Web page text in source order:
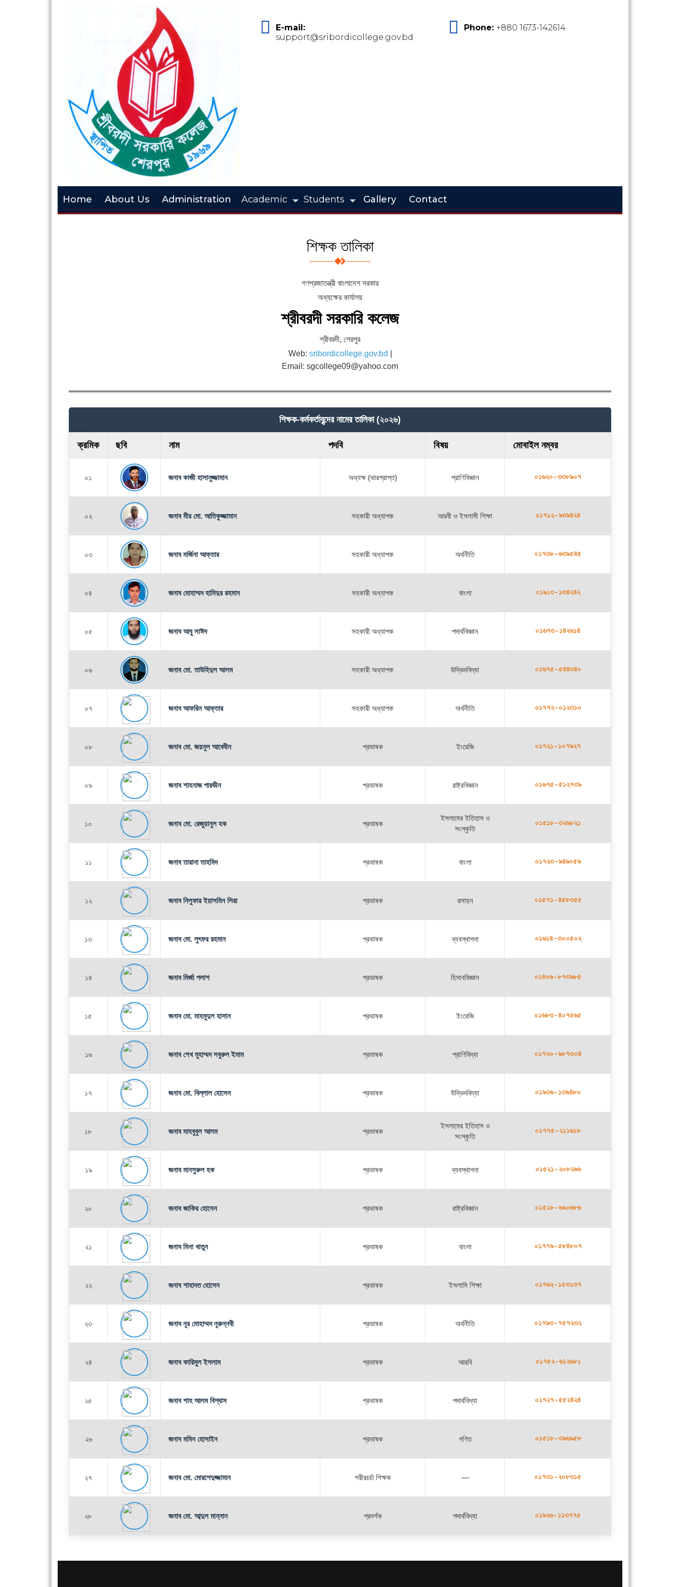
E-mail:
support@sribordicollege.gov.bd
Phone: +880 1673-142614
Home About Us Administration Academic Students Gallery Contact
শিক্ষক তালিকা
গণপ্রজাতন্ত্রী বাংলাদেশ সরকার
অধ্যক্ষের কার্যালয়
শ্রীবরদী সরকারি কলেজ
শ্রীবরদী, শেরপুর
Web: sribordicollege.gov.bd
Email: sgcollege09@yahoo.com
শিক্ষক-কর্মকর্তাবৃন্দের নামের তালিকা (২০২৬)
ক্রমিক ছবি নাম পদবি বিষয় মোবাইল নম্বর
০১ জনাব কাজী হাসানুজ্জামান অধ্যক্ষ (ভারপ্রাপ্ত) প্রাণিবিজ্ঞান ০১৬২০-৩৩৮৯০৭
০২ জনাব মীর মো. আতিকুজ্জামান সহকারী অধ্যাপক আরবী ও ইসলামী শিক্ষা ০১৭১২-৯৩৯৪২৪
০৩ জনাব মর্জিনা আক্তার সহকারী অধ্যাপক অর্থনীতি ০১৭৩৮-৬৩৯৫৪৫
০৪ জনাব মোহাম্মদ হামিদুর রহমান সহকারী অধ্যাপক বাংলা ০১৯১৩-১৩৪২৪২
০৫ জনাব আবু সাঈদ সহকারী অধ্যাপক পদার্থবিজ্ঞান ০১৬৭৩-১৪২৬১৪
০৬ জনাব মো. তাউহিদুল আলম সহকারী অধ্যাপক উদ্ভিদবিদ্যা ০১৬৭৫-৫৪৪৩৪০
০৭ জনাব আফরিন আক্তার সহকারী অধ্যাপক অর্থনীতি ০১৭৭২-০১২৩১০
০৮ জনাব মো. জয়নুল আবেদীন প্রভাষক ইংরেজি ০১৭২১-১০৭৯২৭
০৯ জনাব শাহনাজ পারভীন প্রভাষক রাষ্ট্রবিজ্ঞান ০১৬৭৫-৫১২৭৩৯
১০ জনাব মো. রেজুয়ানুল হক প্রভাষক
ইসলামের ইতিহাস ও
সংস্কৃতি
০১৫১৮-৩২৯৮২১
১১ জনাব তারানা তাহমিদ প্রভাষক বাংলা ০১৭২৩-৯৪৯০৫৯
১২ জনাব নিলুফার ইয়াসমিন লিরা প্রভাষক রসায়ন ০১৫৭১-৪৫৮৩৫৫
১৩ জনাব মো. লুৎফর রহমান প্রভাষক ব্যবস্থাপনা ০১৬১৪-৩০০৫০২
১৪ জনাব মির্জা পলাশ প্রভাষক হিসাববিজ্ঞান ০১৪০৬-৮৭৩৯৮৫
১৫ জনাব মো. মাহমুদুল হাসান প্রভাষক ইংরেজি ০১৬৮৩-৪০৭৫৬৫
১৬ জনাব শেখ মুহাম্মদ সবুরুল ইমাম প্রভাষক প্রাণিবিদ্যা ০১৭২০-৯৮৭৩০৪
১৭ জনাব মো. বিল্লাল হোসেন প্রভাষক উদ্ভিদবিদ্যা ০১৯৩৬-১৩৯৪৮০
১৮ জনাব মাহবুবুল আলম প্রভাষক
ইসলামের ইতিহাস ও
সংস্কৃতি
০১৭৭৫-২১১৬১৮
১৯ জনাব মানসুরুল হক প্রভাষক ব্যবস্থাপনা ০১৫২১-২০৮২৯৬
২০ জনাব জাকির হোসেন প্রভাষক রাষ্ট্রবিজ্ঞান ০১৫১৮-৬৯০৬৮৬
২১ জনাব মিনা খাতুন প্রভাষক বাংলা ০১৭৭৯-৫৮৪৮০৭
২২ জনাব শাহাদত হোসেন প্রভাষক ইসলামি শিক্ষা ০১৭৬২-১৫৩১৩৭
২৩ জনাব নূর মোহাম্মদ নূরুন্নবী প্রভাষক অর্থনীতি ০১৭৯৩-৭৫৭২৩২
২৪ জনাব কারিমুল ইসলাম প্রভাষক আরবি ০১৭৫২-৬১২৬৮১
২৫ জনাব শাহ আলম বিশ্বাস প্রভাষক পদার্থবিদ্যা ০১৭২৭-৫৫২৪২৪
২৬ জনাব মমিন হোসাইন প্রভাষক গণিত ০১৫১৮-৩৯৬৯৫৮
২৭ জনাব মো. মোরশেদুজ্জামান শরীরচর্চা শিক্ষক — ০১৭৩১-২০৮৩১৫
২৮ জনাব মো. আব্দুল মান্নান প্রদর্শক পদার্থবিদ্যা ০১৯২৬-১১৩৭৭৫